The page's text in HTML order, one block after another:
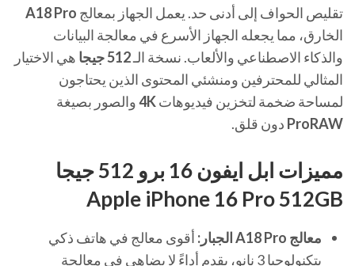
تقليص الحواف إلى أدنى حد. يعمل الجهاز بمعالج A18 Pro
الخارق، مما يجعله الجهاز الأسرع في معالجة البيانات
والذكاء الاصطناعي والألعاب. نسخة الـ512 جيجا
هي الاختيار
المثالي للمحترفين ومنشئي المحتوى الذين يحتاجون
لمساحة ضخمة لتخزين فيديوهات4Kوالصور بصيغة
ProRAW دون قلق.
مميزات ابل ايفون 16 برو 512 جيجا
Apple iPhone 16 Pro 512GB
معالج A18 Pro الجبار:
أقوى معالج في هاتف ذكي
بتكنولوجيا 3 نانو، يقدم أداءً لا يضاهى في معالجة